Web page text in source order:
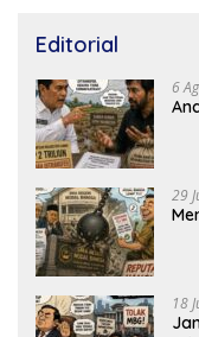
Editorial
6
29
18